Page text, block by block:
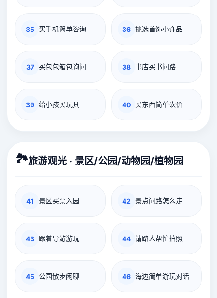
35 买手机简单咨询 36 挑选首饰小饰品
37 买包包箱包询问 38 书店买书问路
39 给小孩买玩具 40 买东西简单砍价
🏞️旅游观光 · 景区/公园/动物园/植物园
41 景区买票入园 42 景点问路怎么走
43 跟着导游游玩 44 请路人帮忙拍照
45 公园散步闲聊 46 海边简单游玩对话